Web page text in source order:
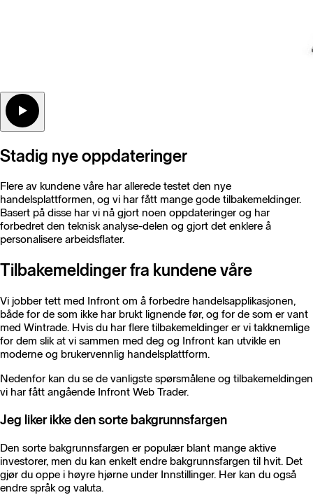
Stadig nye oppdateringer
Flere av kundene våre har allerede testet den nye
handelsplattformen, og vi har fått mange gode tilbakemeldinger.
Basert på disse har vi nå gjort noen oppdateringer og har
forbedret den teknisk analyse-delen og gjort det enklere å
personalisere arbeidsflater.
Tilbakemeldinger fra kundene våre
Vi jobber tett med Infront om å forbedre handelsapplikasjonen,
både for de som ikke har brukt lignende før, og for de som er vant
med Wintrade. Hvis du har flere tilbakemeldinger er vi takknemlige
for dem slik at vi sammen med deg og Infront kan utvikle en
moderne og brukervennlig handelsplattform.
Nedenfor kan du se de vanligste spørsmålene og tilbakemeldingen
vi har fått angående Infront Web Trader.
Jeg liker ikke den sorte bakgrunnsfargen
Den sorte bakgrunnsfargen er populær blant mange aktive
investorer, men du kan enkelt endre bakgrunnsfargen til hvit. Det
gjør du oppe i høyre hjørne under Innstillinger. Her kan du også
endre språk og valuta.